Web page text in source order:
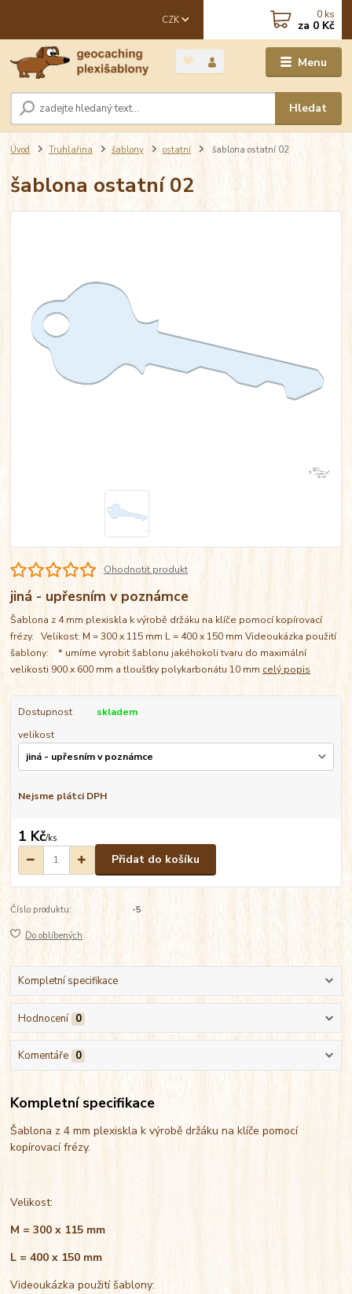
Menu
CZK
Hledat
0 ks
za 0 Kč
Úvod Truhlařina šablony ostatní šablona ostatní 02
šablona ostatní 02
Ohodnotit produkt
jiná - upřesním v poznámce
Šablona z 4 mm plexiskla k výrobě držáku na klíče pomocí kopírovací
frézy. Velikost: M = 300 x 115 mm L = 400 x 150 mm Videoukázka použití
šablony: * umíme vyrobit šablonu jakéhokoli tvaru do maximální
velikosti 900 x 600 mm a tloušťky polykarbonátu 10 mm celý popis
Dostupnost
skladem
velikost
Nejsme plátci DPH
1 Kč/ks
Přidat do košíku
Číslo produktu: -5
Do oblíbených
Kompletní specifikace
Hodnocení 0
Komentáře 0
Kompletní specifikace
Šablona z 4 mm plexiskla k výrobě držáku na klíče pomocí
kopírovací frézy.
Velikost:
M = 300 x 115 mm
L = 400 x 150 mm
Videoukázka použití šablony: